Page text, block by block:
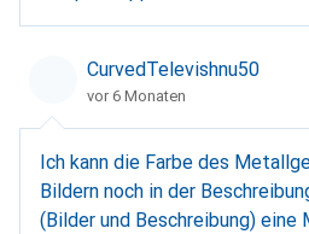
36575515
CurvedTelevishnu50
vor 6 Monaten
Ich kann die Farbe des
Bildern noch in der
(Bilder und Beschreibung) eine